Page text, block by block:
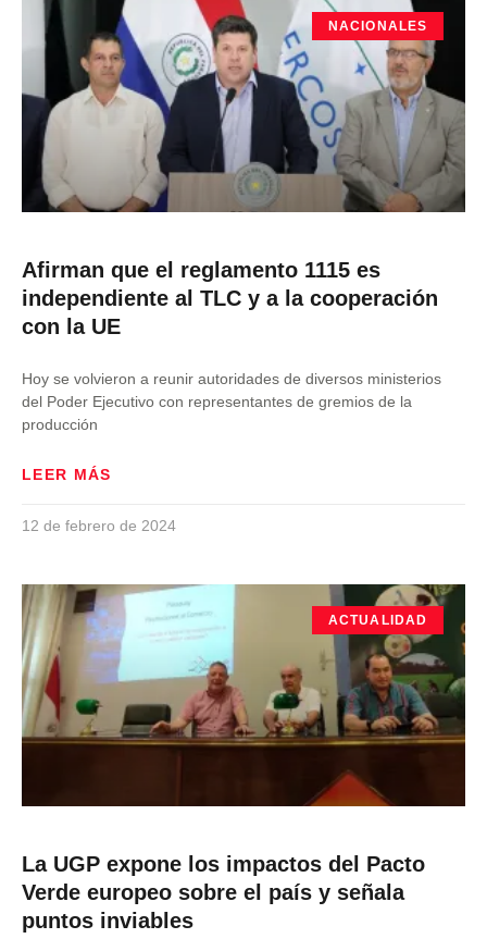
NACIONALES
Afirman que el reglamento 1115 es
independiente al TLC y a la cooperación
con la UE
Hoy se volvieron a reunir autoridades de diversos ministerios
del Poder Ejecutivo con representantes de gremios de la
producción
LEER MÁS
12 de febrero de 2024
ACTUALIDAD
La UGP expone los impactos del Pacto
Verde europeo sobre el país y señala
puntos inviables